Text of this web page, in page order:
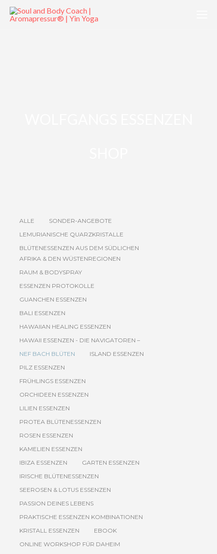
ALLE
SONDER-ANGEBOTE
LEMURIANISCHE QUARZKRISTALLE
BLÜTENESSENZEN AUS DEM SÜDLICHEN
AFRIKA & DEN WÜSTENREGIONEN
RAUM & BODYSPRAY
ESSENZEN PROTOKOLLE
GUANCHEN ESSENZEN
BALI ESSENZEN
HAWAIIAN HEALING ESSENZEN
HAWAII ESSENZEN - DIE NAVIGATOREN –
NEF BACH BLÜTEN
ISLAND ESSENZEN
PILZ ESSENZEN
FRÜHLINGS ESSENZEN
ORCHIDEEN ESSENZEN
LILIEN ESSENZEN
PROTEA BLÜTENESSENZEN
ROSEN ESSENZEN
KAMELIEN ESSENZEN
IBIZA ESSENZEN
GARTEN ESSENZEN
IRISCHE BLÜTENESSENZEN
SEEROSEN & LOTUS ESSENZEN
PASSION DEINES LEBENS
PRAKTISCHE ESSENZEN KOMBINATIONEN
KRISTALL ESSENZEN
EBOOK
ONLINE WORKSHOP FÜR DAHEIM